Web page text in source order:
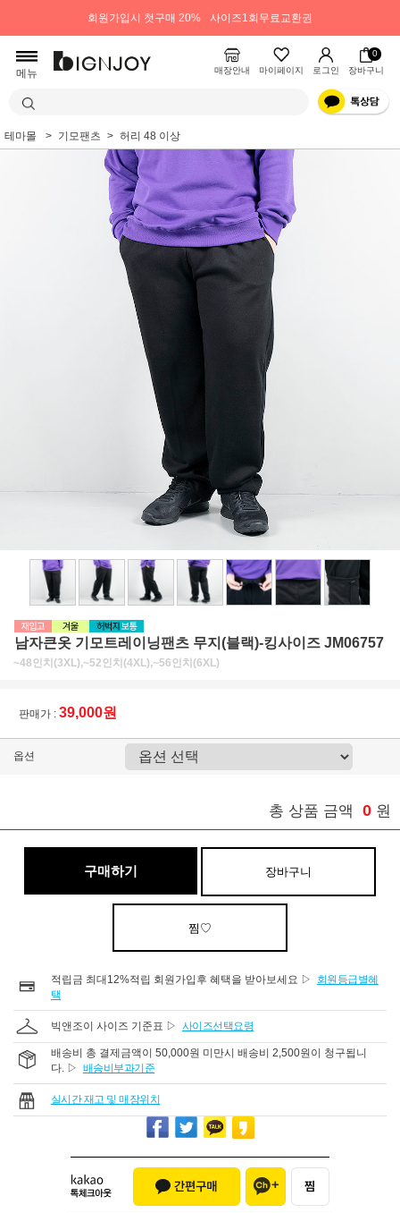
회원가입시 첫구매 20% 사이즈1회무료교환권
메뉴 매장안내 마이페이지 로그인
0
장바구니
테마몰 기모팬츠 허리 48 이상
남자큰옷 기모트레이닝팬츠 무지(블랙)-킹사이즈 JM06757
~48인치(3XL),~52인치(4XL),~56인치(6XL)
판매가 : 39,000원
옵션
총 상품 금액 0 원
구매하기 장바구니
찜♡
적립금 최대12%적립 회원가입후 혜택을 받아보세요 ▷
회원등급별혜
택
빅앤조이 사이즈 기준표 ▷ 사이즈선택요령
배송비 총 결제금액이 50,000원 미만시 배송비 2,500원이 청구됩니
다. ▷ 배송비부과기준
실시간 재고 및 매장위치